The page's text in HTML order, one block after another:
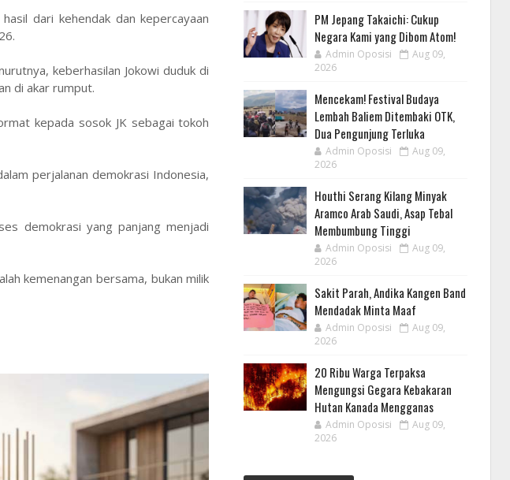
dari kehendak dan kepercayaan
keberhasilan Jokowi duduk di
di akar rumput.
kepada sosok JK sebagai tokoh
perjalanan demokrasi Indonesia,
demokrasi yang panjang menjadi
kemenangan bersama, bukan milik
PM Jepang Takaichi: Cukup
Negara Kami yang Dibom Atom!
Admin Oposisi
Aug 09,
2026
Mencekam! Festival Budaya
Lembah Baliem Ditembaki OTK,
Dua Pengunjung Terluka
Admin Oposisi
Aug 09,
2026
Houthi Serang Kilang Minyak
Aramco Arab Saudi, Asap Tebal
Membumbung Tinggi
Admin Oposisi
Aug 09,
2026
Sakit Parah, Andika Kangen Band
Mendadak Minta Maaf
Admin Oposisi
Aug 09,
2026
20 Ribu Warga Terpaksa
Mengungsi Gegara Kebakaran
Hutan Kanada Mengganas
Admin Oposisi
Aug 09,
2026